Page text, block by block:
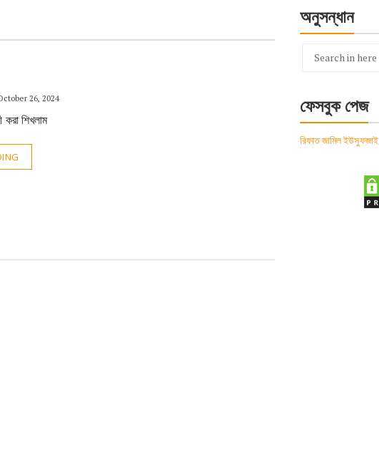
26, 2024
শিখলাম
অনুসন্ধান
Search
ফেসবুক পেজ
রিফাত জামিল ইউসুফজাই